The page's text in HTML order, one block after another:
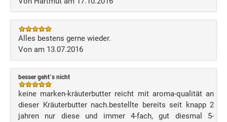
Alles bestens gerne wieder.
Von am 13.07.2016
besser geht´s nicht
keine marken-kräuterbutter reicht mit aroma-qualität an
dieser Kräuterbutter nach.bestellte bereits seit knapp 2
jahren nur diese und immer 4-fach, gut diesmal 5-